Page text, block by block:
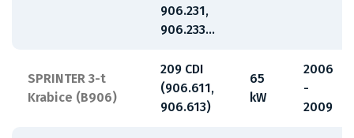
906.231,
906.233...
SPRINTER 3-t
Krabice (B906)
209 CDI
(906.611,
906.613)
65
kW
2006
-
2009